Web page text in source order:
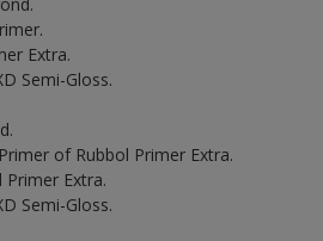
Extra.
Semi-Gloss.
of Rubbol Primer Extra.
Extra.
Semi-Gloss.